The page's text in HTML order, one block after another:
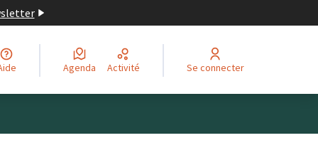
Aide Agenda Activité Se connecter